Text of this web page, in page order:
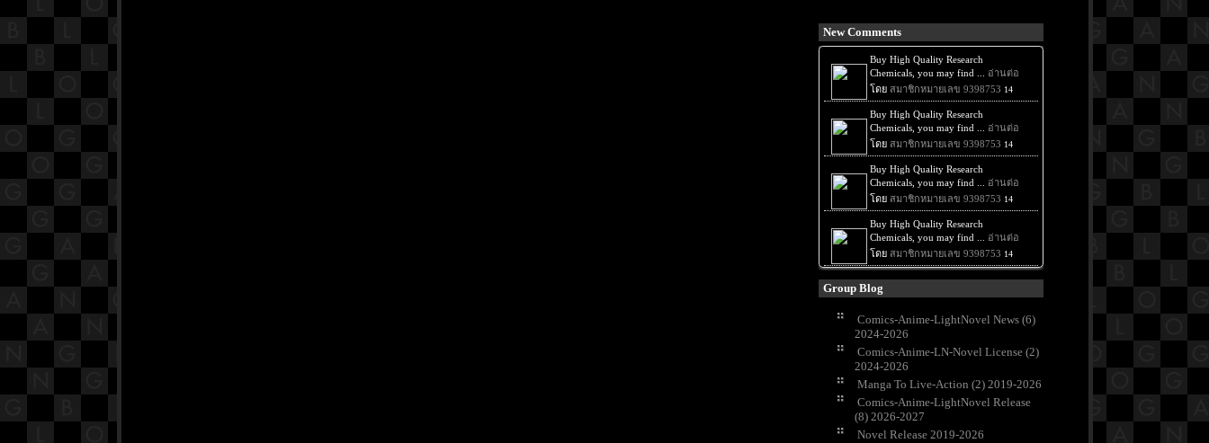
New Comments
Group Blog
Comics-Anime-LightNovel News (6)
2024-2026
Comics-Anime-LN-Novel License (2)
2024-2026
Manga To Live-Action (2) 2019-2026
Comics-Anime-LightNovel Release
(8) 2026-2027
Novel Release 2019-2026